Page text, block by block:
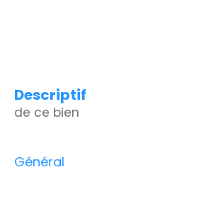
descriptif
de ce bien
Général